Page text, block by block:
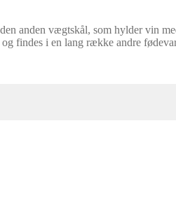
anden vægtskål, som hylder vin
findes i en lang række andre